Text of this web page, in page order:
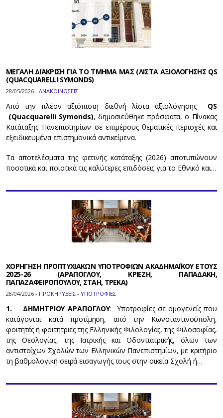
ΜΕΓΑΛΗ ΔΙἈΚΡΙΣΗ ΓΙΑ ΤΟ ΤΜΗΜΑ ΜΑΣ (ΛΙΣΤΑ ΑΞΙΟΛΟΓΗΣΗΣ QS
(QUACQUARELLI SYMONDS)
28/05/2026 - ΑΝΑΚΟΙΝΩΣΕΙΣ
Από την πλέον αξιόπιστη διεθνή λίστα αξιολόγησης QS
(Quacquarelli Symonds), δημοσιεύθηκε πρόσφατα, ο Πίνακας
Κατάταξης Πανεπιστημίων σε επιμέρους θεματικές περιοχές και
εξειδικευμένα επιστημονικά αντικείμενα.
Τα αποτελέσματα της φετινής κατάταξης (2026) αποτυπώνουν
ποσοτικά και ποιοτικά τις καλύτερες επιδόσεις για το Εθνικό και…
ΧΟΡΗΓΗΣΗ ΠΡΟΠΤΥΧΙΑΚΩΝ ΥΠΟΤΡΟΦΙΩΝ ΑΚΑΔΗΜΑΪΚΟΥ ΕΤΟΥΣ
2025-26 (ΑΡΑΠΟΓΛΟΥ, ΚΡΙΕΖΗ, ΠΑΠΑΔΑΚΗ,
ΠΑΠΑΖΑΦΕΙΡΟΠΟΥΛΟΥ, ΣΤΑΗ, ΤΡΕΚΑ)
28/04/2026 - ΠΡΟΚΗΡΥΞΕΙΣ - ΥΠΟΤΡΟΦΙΕΣ
1. ΔΗΜΗΤΡΙΟΥ ΑΡΑΠΟΓΛΟΥ: Υποτροφίες σε ομογενείς που
κατάγονται κατά προτίμηση, από την Κωνσταντινούπολη,
φοιτητές ή φοιτήτριες της Ελληνικής Φιλολογίας, της Φιλοσοφίας,
της Θεολογίας, της Ιατρικής και Οδοντιατρικής, όλων των
αντιστοίχων Σχολών των Ελληνικών Πανεπιστημίων, με κριτήριο
τη βαθμολογική σειρά εισαγωγής τους στην οικεία Σχολή ή…